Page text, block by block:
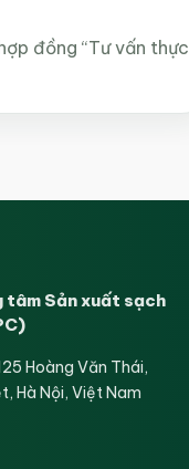
đồng “Tư vấn thực
tâm Sản xuất sạch
Hoàng Văn Thái,
Hà Nội, Việt Nam